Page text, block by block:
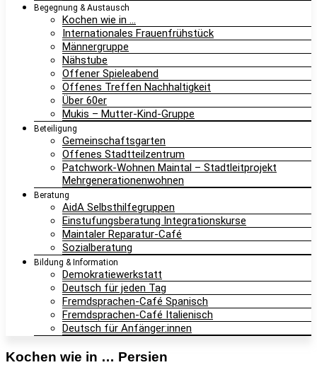
Begegnung & Austausch
Kochen wie in …
Internationales Frauenfrühstück
Männergruppe
Nähstube
Offener Spieleabend
Offenes Treffen Nachhaltigkeit
Über 60er
Mukis – Mutter-Kind-Gruppe
Beteiligung
Gemeinschaftsgarten
Offenes Stadtteilzentrum
Patchwork-Wohnen Maintal – Stadtleitprojekt
Mehrgenerationenwohnen
Beratung
AidA Selbsthilfegruppen
Einstufungsberatung Integrationskurse
Maintaler Reparatur-Café
Sozialberatung
Bildung & Information
Demokratiewerkstatt
Deutsch für jeden Tag
Fremdsprachen-Café Spanisch
Fremdsprachen-Café Italienisch
Deutsch für Anfänger:innen
Kochen wie in … Persien